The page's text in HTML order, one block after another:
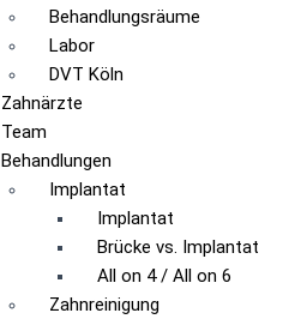
Behandlungsräume
Labor
DVT Köln
Zahnärzte
Team
Behandlungen
Implantat
Implantat
Brücke vs. Implantat
All on 4 / All on 6
Zahnreinigung